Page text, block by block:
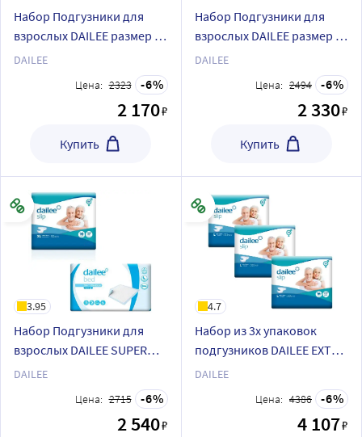
Набор Подгузники для
взрослых DAILEE размер M
30 штук + Пелёнки DAILEE
DAILEE
Цена: 2323 6
2 170₽
Купить
Набор Подгузники для
взрослых DAILEE размер L
30 штук + Пелёнки DAILEE
DAILEE
Цена: 2494 6
2 330₽
Купить
3.95
Набор Подгузники для
взрослых DAILEE SUPER
размер XL 30 штук +
Пелёнки DAILEE 30 штук
DAILEE
Цена: 2715 6
2 540₽
4.7
Набор из 3х упаковок
подгузников DAILEE EXTRA
PLUS L30
DAILEE
Цена: 4386 6
4 107₽